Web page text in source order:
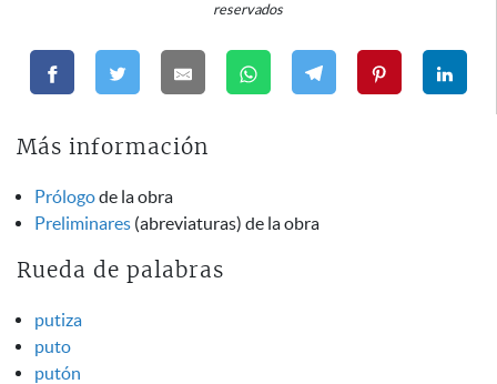
reservados
Más información
Prólogode la obra
Preliminares (abreviaturas) de la obra
Rueda de palabras
putiza
puto
putón